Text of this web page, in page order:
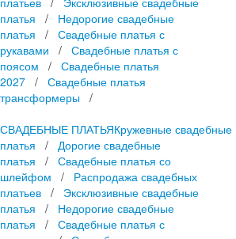
платья / Недорогие свадебные
платья / Свадебные платья с
рукавами / Свадебные платья с
поясом / Свадебные платья
2027 / Свадебные платья
трансформеры /
СВАДЕБНЫЕ ПЛАТЬЯКружевные свадебные
платья / Дорогие свадебные
платья / Свадебные платья со
шлейфом / Распродажа свадебных
платьев / Эксклюзивные свадебные
платья / Недорогие свадебные
платья / Свадебные платья с